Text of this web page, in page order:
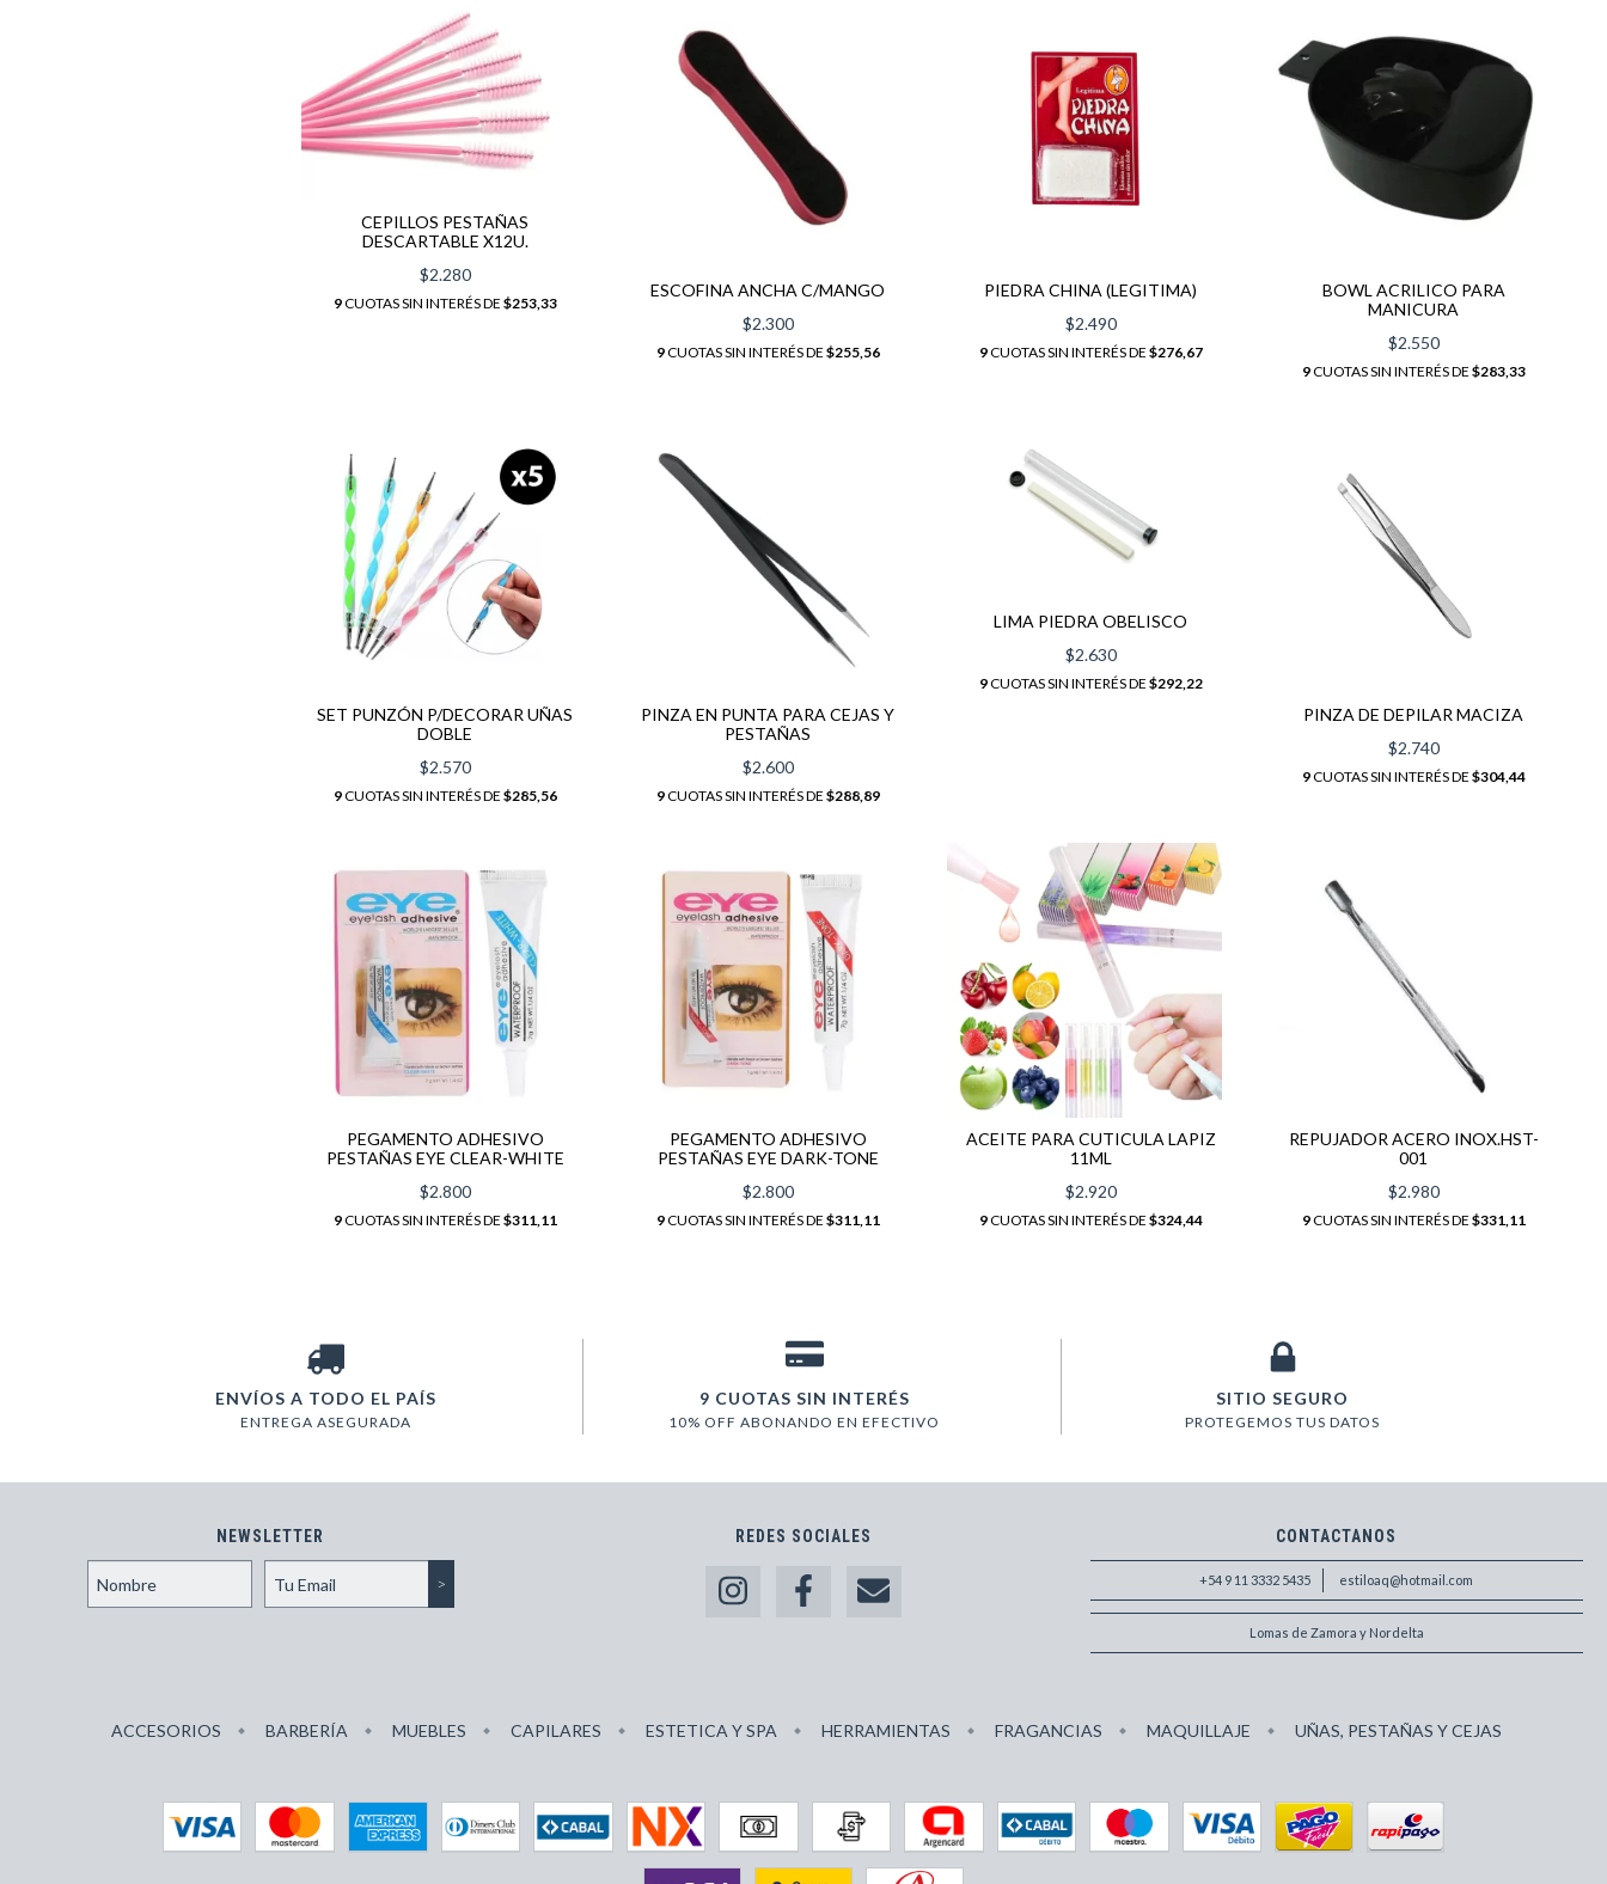
CEPILLOS PESTAÑAS
DESCARTABLE X12U.
$2.280
9CUOTAS SIN INTERÉS DE $253,33
ESCOFINA ANCHA C/MANGO
$2.300
9CUOTAS SIN INTERÉS DE $255,56
PIEDRA CHINA (LEGITIMA)
$2.490
9CUOTAS SIN INTERÉS DE $276,67
BOWL ACRILICO PARA
MANICURA
$2.550
9CUOTAS SIN INTERÉS DE $283,33
SET PUNZÓN P/DECORAR UÑAS
DOBLE
$2.570
9CUOTAS SIN INTERÉS DE $285,56
PINZA EN PUNTA PARA CEJAS Y
PESTAÑAS
$2.600
9CUOTAS SIN INTERÉS DE $288,89
LIMA PIEDRA OBELISCO
$2.630
9CUOTAS SIN INTERÉS DE $292,22
PINZA DE DEPILAR MACIZA
$2.740
9CUOTAS SIN INTERÉS DE $304,44
PEGAMENTO ADHESIVO
PESTAÑAS EYE CLEAR-WHITE
$2.800
9CUOTAS SIN INTERÉS DE $311,11
PEGAMENTO ADHESIVO
PESTAÑAS EYE DARK-TONE
$2.800
9CUOTAS SIN INTERÉS DE $311,11
ACEITE PARA CUTICULA LAPIZ
11ML
$2.920
9CUOTAS SIN INTERÉS DE $324,44
REPUJADOR ACERO INOX.HST-
001
$2.980
9CUOTAS SIN INTERÉS DE $331,11
ENVÍOS A TODO EL PAÍS
ENTREGA ASEGURADA
9 CUOTAS SIN INTERÉS
10% OFF ABONANDO EN EFECTIVO
SITIO SEGURO
PROTEGEMOS TUS DATOS
NEWSLETTER REDES SOCIALES CONTACTANOS
+54 9 11 3332 5435 estiloaq@hotmail.com
Lomas de Zamora y Nordelta
ACCESORIOS BARBERÍA MUEBLES CAPILARES ESTETICA Y SPA HERRAMIENTAS FRAGANCIAS MAQUILLAJE UÑAS, PESTAÑAS Y CEJAS